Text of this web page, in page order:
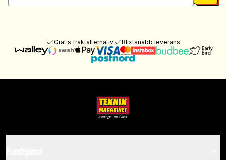
Gratis fraktalternativ Blixtsnabb leverans